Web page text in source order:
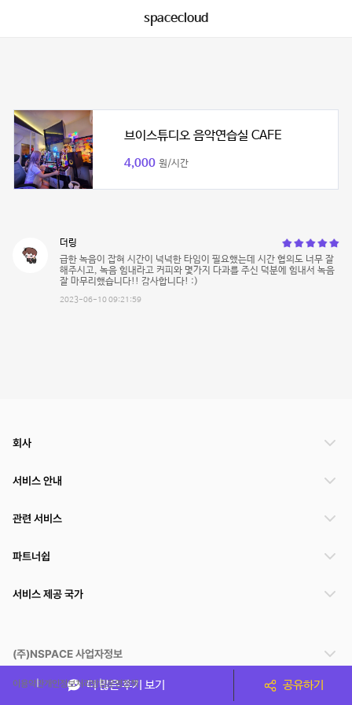
spacecloud
브이스튜디오 음악연습실 CAFE
4,000 원/시간
더링
급한 녹음이 잡혀 시간이 넉넉한 타임이 필요했는데 시간 협의도 너무 잘
해주시고, 녹음 힘내라고 커피와 몇가지 다과를 주신 덕분에 힘내서 녹음
잘 마무리했습니다!! 감사합니다! :)
2023-06-10 09:21:59
더 많은 후기 보기 공유하기
회사
서비스 안내
관련 서비스
파트너쉽
서비스 제공 국가
(주)NSPACE 사업자정보
이용약관개인정보처리방침운영정책
스페이스클라우드는 통신판매중개자이며 통신판매의 당사자가 아닙니다. 따라서 스페이스클